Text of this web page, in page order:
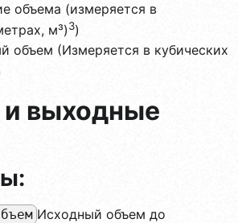
объема (измеряется в
м³)3)
объем (Измеряется в кубических
выходные
Исходный объем до